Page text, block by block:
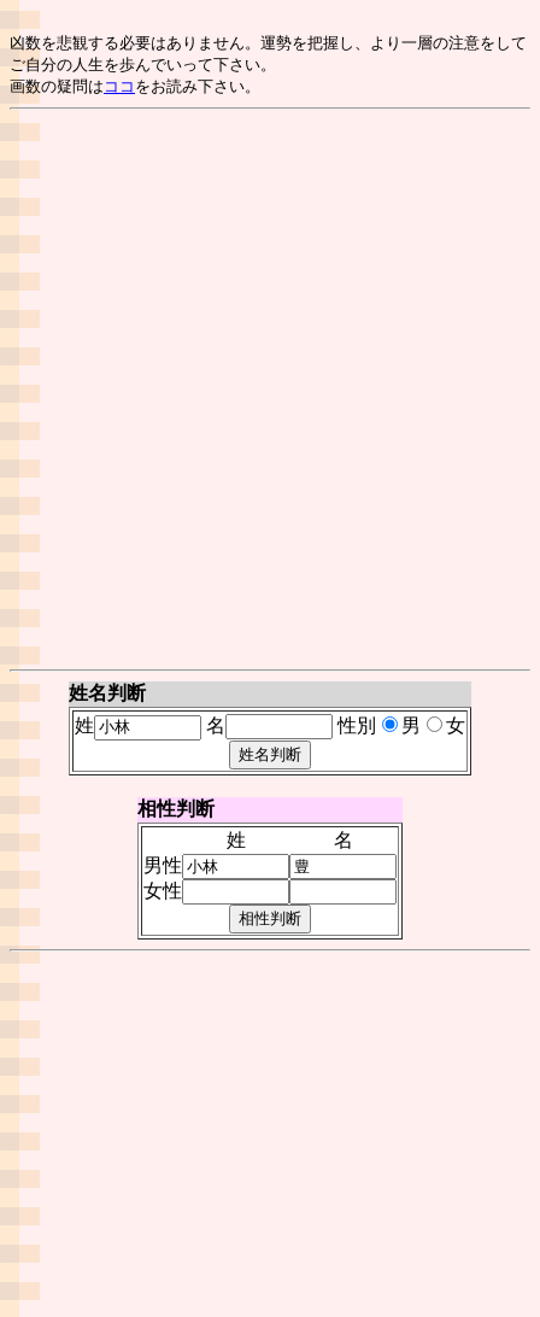
凶数を悲観する必要はありません。運勢を把握し、より一層の注意をして
ご自分の人生を歩んでいって下さい。
画数の疑問は ココ をお読み下さい。
姓名判断
姓
名 性別 男 女
相性判断
姓
名
男性
女性